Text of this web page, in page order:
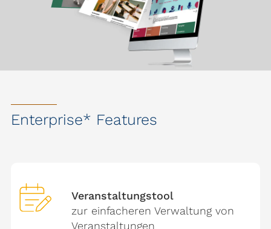
Enterprise* Features
Veranstaltungstool
zur einfacheren Verwaltung von
Veranstaltungen